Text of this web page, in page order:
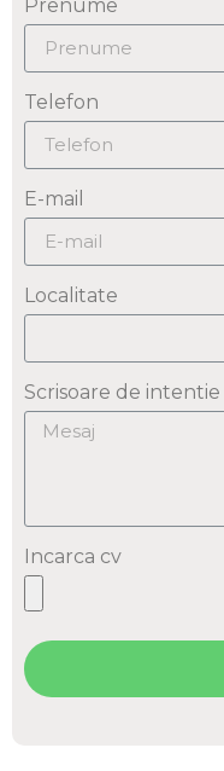
Prenume
Telefon
E-mail
Localitate
Scrisoare de intentie
Incarca cv